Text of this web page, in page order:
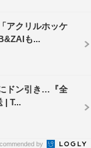
アクリルホッケ
も...
ドン引き…『全
| T...
by